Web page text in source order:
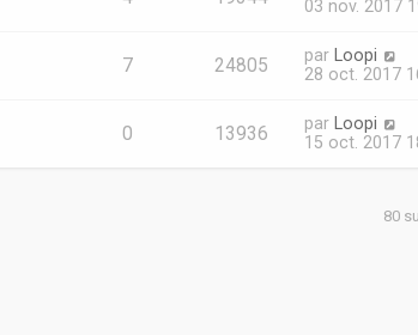
03 nov. 2017
7 24805 par
Loopi
28 oct. 2017
0 13936 par
Loopi
15 oct. 2017
80